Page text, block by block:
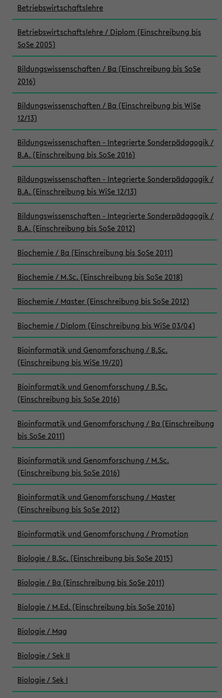
Betriebswirtschaftslehre
Betriebswirtschaftslehre / Diplom (Einschreibung bis
SoSe 2005)
Bildungswissenschaften / Ba (Einschreibung bis SoSe
2016)
Bildungswissenschaften / Ba (Einschreibung bis WiSe
12/13)
Bildungswissenschaften - Integrierte Sonderpädagogik /
B.A. (Einschreibung bis SoSe 2016)
Bildungswissenschaften - Integrierte Sonderpädagogik /
B.A. (Einschreibung bis WiSe 12/13)
Bildungswissenschaften - Integrierte Sonderpädagogik /
B.A. (Einschreibung bis SoSe 2012)
Biochemie / Ba (Einschreibung bis SoSe 2011)
Biochemie / M.Sc. (Einschreibung bis SoSe 2018)
Biochemie / Master (Einschreibung bis SoSe 2012)
Biochemie / Diplom (Einschreibung bis WiSe 03/04)
Bioinformatik und Genomforschung / B.Sc.
(Einschreibung bis WiSe 19/20)
Bioinformatik und Genomforschung / B.Sc.
(Einschreibung bis SoSe 2016)
Bioinformatik und Genomforschung / Ba (Einschreibung
bis SoSe 2011)
Bioinformatik und Genomforschung / M.Sc.
(Einschreibung bis SoSe 2016)
Bioinformatik und Genomforschung / Master
(Einschreibung bis SoSe 2012)
Bioinformatik und Genomforschung / Promotion
Biologie / B.Sc. (Einschreibung bis SoSe 2015)
Biologie / Ba (Einschreibung bis SoSe 2011)
Biologie / M.Ed. (Einschreibung bis SoSe 2016)
Biologie / Mag
Biologie / Sek II
Biologie / Sek I